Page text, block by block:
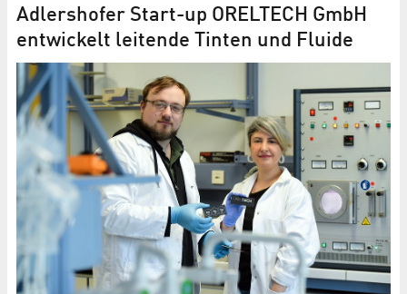
Adlershofer Start-up ORELTECH GmbH
entwickelt leitende Tinten und Fluide